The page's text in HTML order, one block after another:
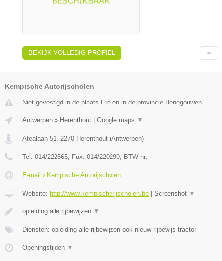
BEKIJK VOLLEDIG PROFIEL
Kempische Autorijscholen
Niet gevestigd in de plaats Ere en in de provincie Henegouwen.
Antwerpen » Herenthout | Google maps ▼
Atealaan 51 2270 Herenthout (Antwerpen)
Tel: 014/222565 , Fax: 014/220299 , BTW-nr: -
E-mail › Kempische Autorijscholen
Website: http://www.kempischerijscholen.be | Screenshot ▼
opleiding alle rijbewijzen ▼
Diensten: opleiding alle rijbewijzen ook nieuw rijbewijs tractor
Openingstijden ▼